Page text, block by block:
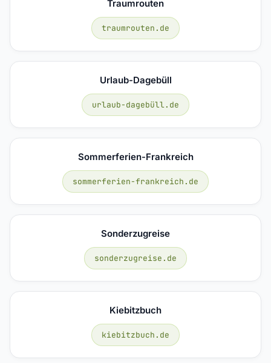
Traumrouten
traumrouten.de
Urlaub-Dagebüll
urlaub-dagebüll.de
Sommerferien-Frankreich
sommerferien-frankreich.de
Sonderzugreise
sonderzugreise.de
Kiebitzbuch
kiebitzbuch.de